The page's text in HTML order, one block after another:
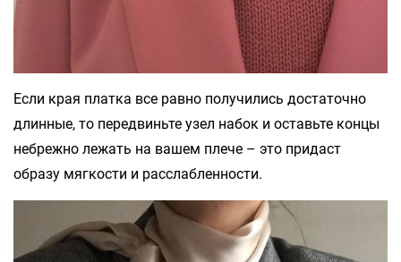
Если края платка все равно получились достаточно
длинные, то передвиньте узел набок и оставьте концы
небрежно лежать на вашем плече – это придаст
образу мягкости и расслабленности.